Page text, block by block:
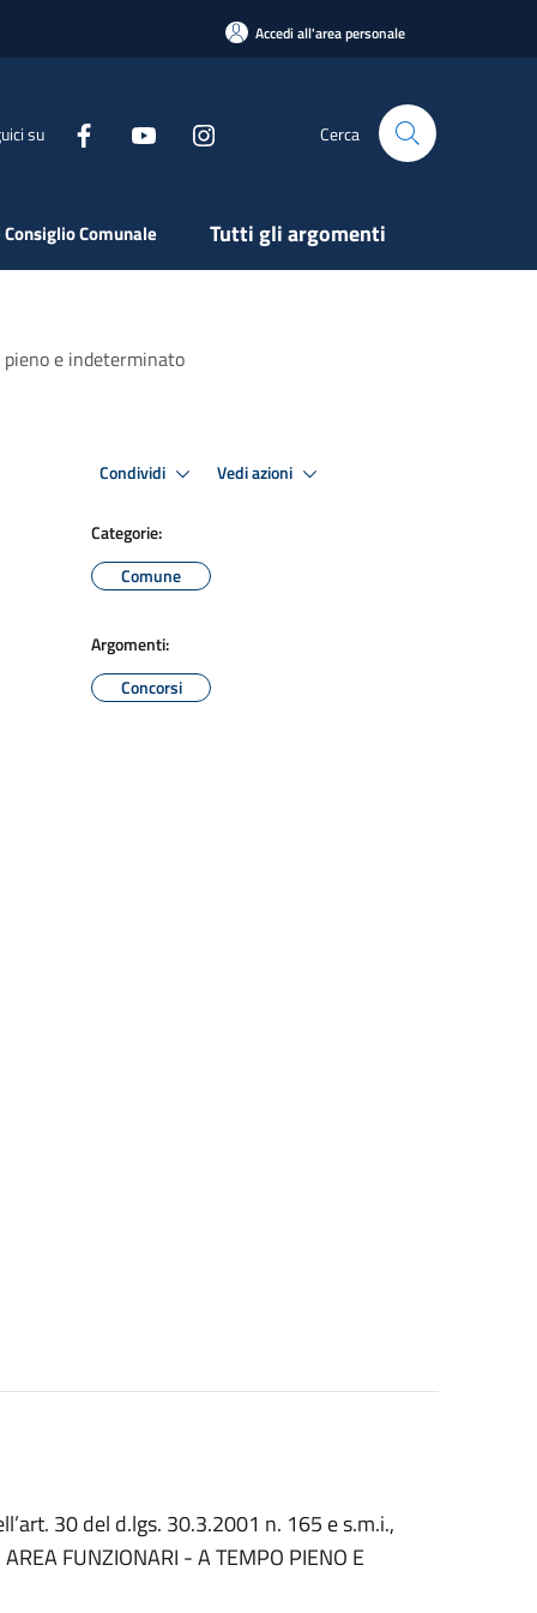
Accedi all'area personale
su Cerca
Comunale Tutti gli argomenti
e indeterminato
Condividi Vedi azioni
Categorie:
Comune
Argomenti:
Concorsi
30 del d.lgs. 30.3.2001 n. 165 e s.m.i.,
FUNZIONARI - A TEMPO PIENO E